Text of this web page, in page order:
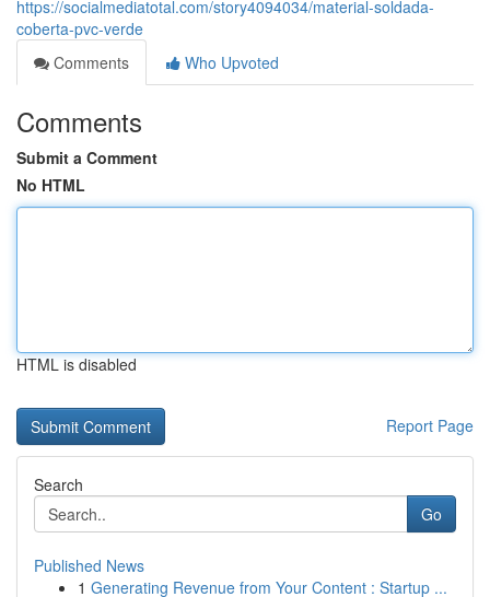
https://socialmediatotal.com/story4094034/material-soldada-
coberta-pvc-verde
Comments
Who Upvoted
Comments
Submit a Comment
No HTML
HTML is disabled
Report Page
Search
Go
Published News
1 Generating Revenue from Your Content : Startup ...